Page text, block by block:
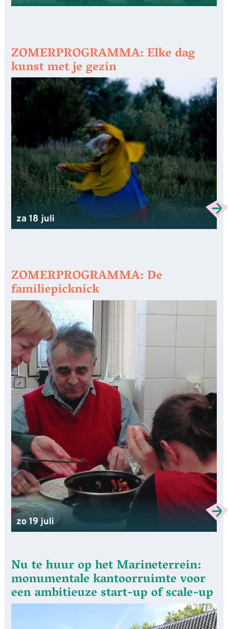
ZOMERPROGRAMMA: Elke dag
kunst met je gezin
za 18 juli
ZOMERPROGRAMMA: De
familiepicknick
zo 19 juli
Nu te huur op het Marineterrein:
monumentale kantoorruimte voor
een ambitieuze start-up of scale-up